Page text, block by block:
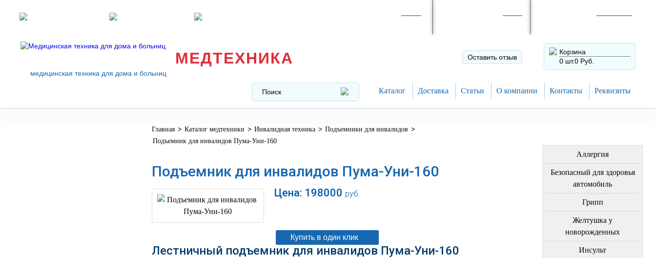
МЕДТЕХНИКА
медицинская техника для дома и больниц
Корзина
0 шт.0 Руб.
Оставить отзыв
Каталог Доставка Статьи О компании Контакты Реквизиты
Главная > Каталог медтехники > Инвалидная техника > Подъемники для инвалидов >
Подъемник для инвалидов Пума-Уни-160
Подъемник для инвалидов Пума-Уни-160
Цена: 198000 руб.
Купить в один клик
Лестничный подъемник для инвалидов Пума-Уни-160
Аллергия
Безопасный для здоровья
автомобиль
Грипп
Желтушка у
новорожденных
Инсульт